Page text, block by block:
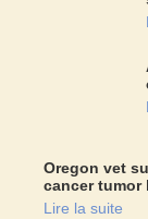
Oregon vet
cancer tumor
Lire la suite